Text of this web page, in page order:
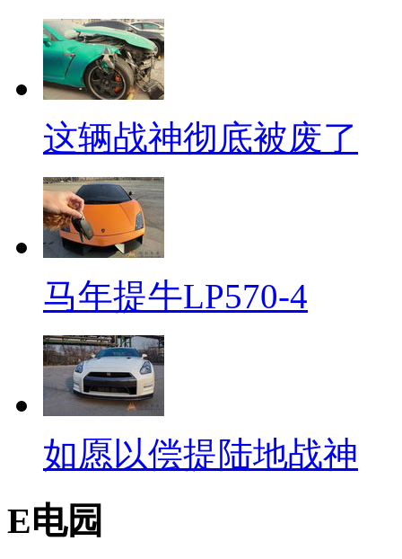
这辆战神彻底被废了
马年提牛LP570-4
如愿以偿提陆地战神
E电园